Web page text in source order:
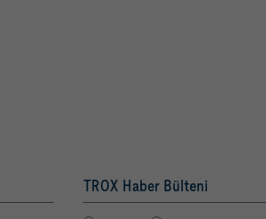
TROX Haber Bülteni